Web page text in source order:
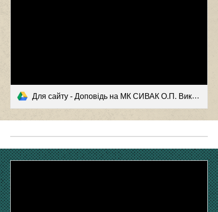
Для сайту - Доповідь на МК СИВАК О.П. Використання Google Classroom.pdf